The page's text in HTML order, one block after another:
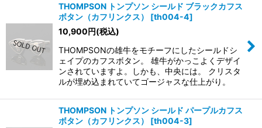
THOMPSON トンプソン シールド ブラックカフス
ボタン（カフリンクス）
[th004-4]
10,900円(税込)
THOMPSONの雄牛をモチーフにしたシールドシ
ェイプのカフスボタン。 雄牛がかっこよくデザイ
ンされていますよ。しかも、中央には。 クリスタ
ルが埋め込まれていてゴージャスな仕上がり。
THOMPSON トンプソン シールド パープルカフス
ボタン（カフリンクス）
[th004-3]